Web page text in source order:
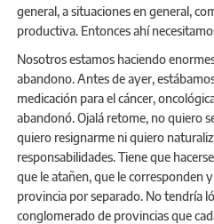
general, a situaciones en general,
productiva. Entonces ahí
Nosotros estamos haciendo
abandono. Antes de ayer,
medicación para el cáncer,
abandonó. Ojalá retome, no quiero
quiero resignarme ni quiero
responsabilidades. Tiene que
que le atañen, que le corresponden
provincia por separado. No tendría
conglomerado de provincias que